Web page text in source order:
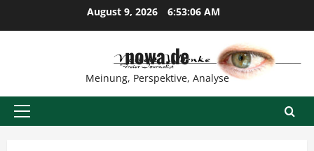
August 9, 2026 6:53:06 AM
nowa.de
Meinung, Perspektive, Analyse
Primäres